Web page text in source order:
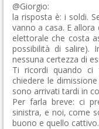
@Giorgio:
la risposta è: i soldi.
vanno a casa. E
elettorale che costa
possibilità di salire).
nessuna certezza di
Ti ricordi quando ci
chiedere le
sono arrivati tardi in
Per farla breve: ci
sinistra, e noi, come
buono e quello